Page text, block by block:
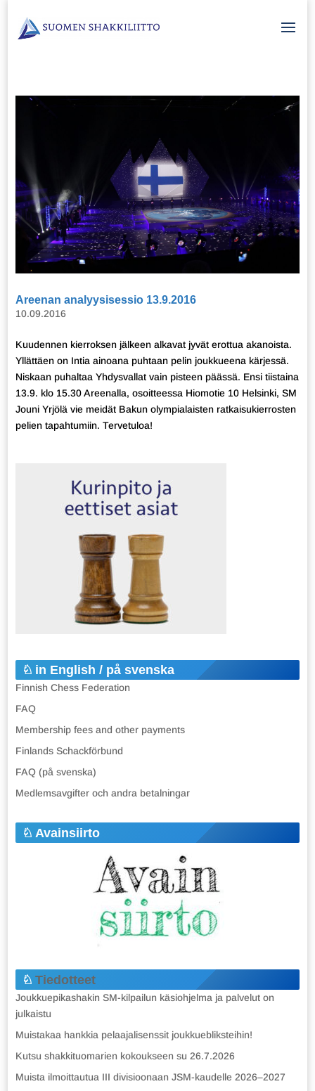
Areenan analyysisessio 13.9.2016
10.09.2016
Kuudennen kierroksen jälkeen alkavat jyvät erottua akanoista.
Yllättäen on Intia ainoana puhtaan pelin joukkueena kärjessä.
Niskaan puhaltaa Yhdysvallat vain pisteen päässä. Ensi tiistaina
13.9. klo 15.30 Areenalla, osoitteessa Hiomotie 10 Helsinki, SM
Jouni Yrjölä vie meidät Bakun olympialaisten ratkaisukierrosten
pelien tapahtumiin. Tervetuloa!
in English / på svenska
Finnish Chess Federation
FAQ
Membership fees and other payments
Finlands Schackförbund
FAQ (på svenska)
Medlemsavgifter och andra betalningar
Avainsiirto
Tiedotteet
Joukkuepikashakin SM-kilpailun käsiohjelma ja palvelut on
julkaistu
Muistakaa hankkia pelaajalisenssit joukkuebliksteihin!
Kutsu shakkituomarien kokoukseen su 26.7.2026
Muista ilmoittautua III divisioonaan JSM-kaudelle 2026–2027